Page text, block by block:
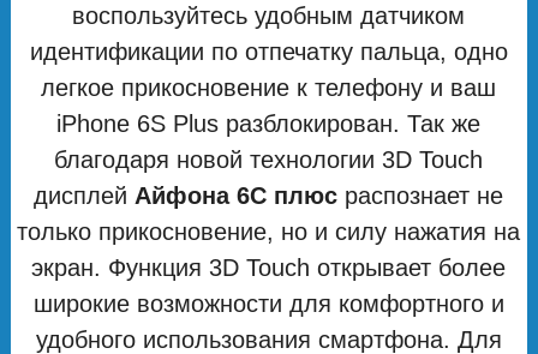
воспользуйтесь удобным датчиком
идентификации по отпечатку пальца, одно
легкое прикосновение к телефону и ваш
iPhone 6S Plus разблокирован. Так же
благодаря новой технологии 3D Touch
дисплей Айфона 6С плюс распознает не
только прикосновение, но и силу нажатия на
экран. Функция 3D Touch открывает более
широкие возможности для комфортного и
удобного использования смартфона. Для